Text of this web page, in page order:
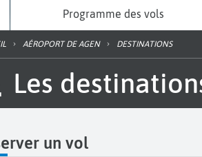
Programme des vols
AÉROPORT DE AGEN DESTINATIONS
Les
un vol